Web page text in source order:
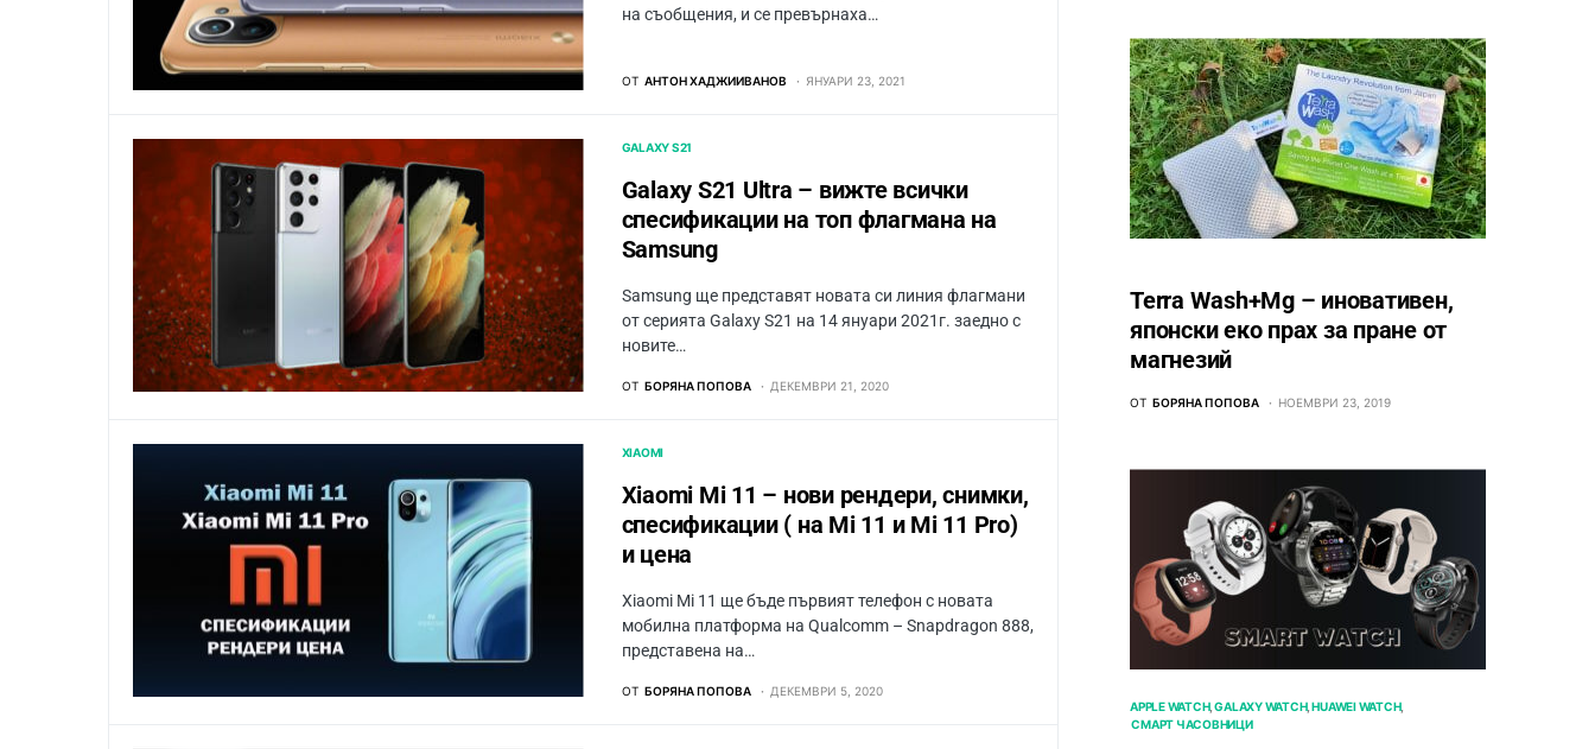
на съобщения, и се превърнаха…
ОТ АНТОН ХАДЖИИВАНОВ ЯНУАРИ 23, 2021
GALAXY S21
Galaxy S21 Ultra – вижте всички
спесификации на топ флагмана на
Samsung
Samsung ще представят новата си линия флагмани
от серията Galaxy S21 на 14 януари 2021г. заедно с
новите…
ОТ БОРЯНА ПОПОВА ДЕКЕМВРИ 21, 2020
XIAOMI
Xiaomi Mi 11 – нови рендери, снимки,
спесификации ( на Mi 11 и Mi 11 Pro)
и цена
Xiaomi Mi 11 ще бъде първият телефон с новата
мобилна платформа на Qualcomm – Snapdragon 888,
представена на…
ОТ БОРЯНА ПОПОВА ДЕКЕМВРИ 5, 2020
Terra Wash+Mg – иновативен,
японски еко прах за пране от
магнезий
ОТ БОРЯНА ПОПОВА НОЕМВРИ 23, 2019
APPLE WATCH GALAXY WATCH HUAWEI WATCH
СМАРТ ЧАСОВНИЦИ